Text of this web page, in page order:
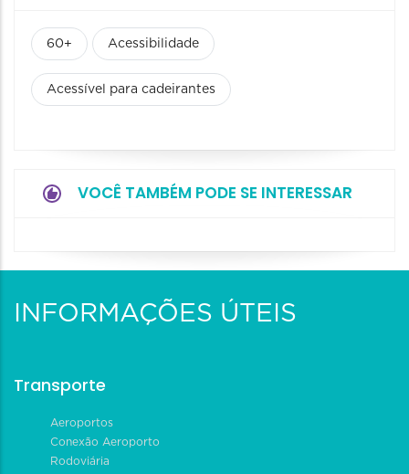
60+ Acessibilidade
Acessível para cadeirantes
VOCÊ TAMBÉM PODE SE INTERESSAR
INFORMAÇÕES ÚTEIS
Transporte
Aeroportos
Conexão Aeroporto
Rodoviária